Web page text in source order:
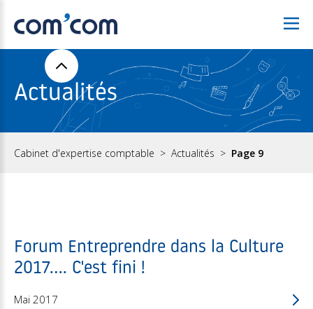
Actualités
Cabinet d'expertise comptable Actualités Page 9
Forum Entreprendre dans la Culture
2017.... C'est fini !
Mai 2017